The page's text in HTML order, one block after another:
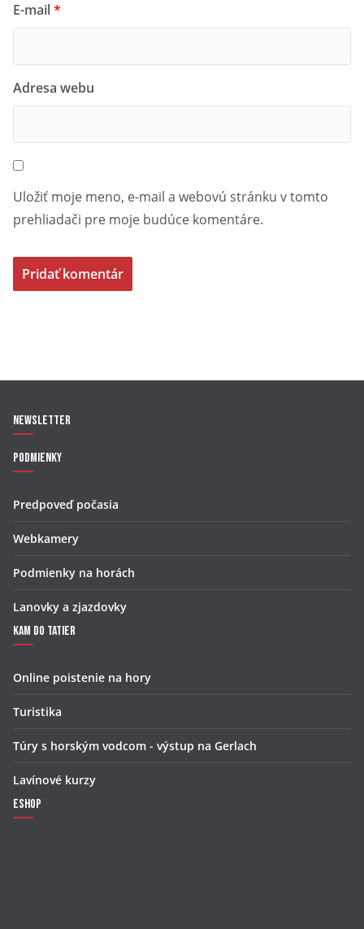
E-mail*
Adresa webu
Uložiť moje meno, e-mail a webovú stránku v tomto
prehliadači pre moje budúce komentáre.
Newsletter
Podmienky
Predpoveď počasia
Webkamery
Podmienky na horách
Lanovky a zjazdovky
Kam do Tatier
Online poistenie na hory
Turistika
Túry s horským vodcom - výstup na Gerlach
Lavínové kurzy
Eshop